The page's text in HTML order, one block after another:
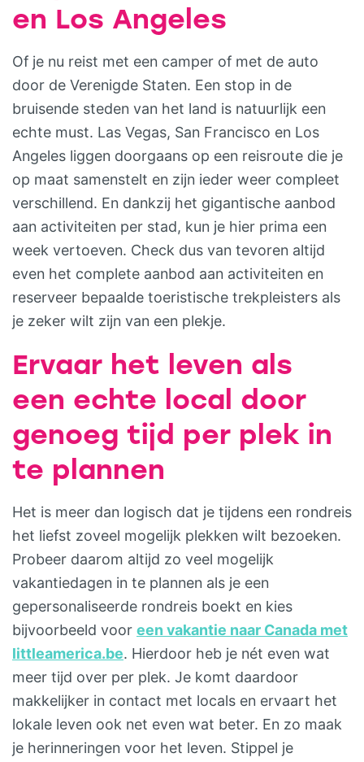
en Los Angeles
Of je nu reist met een camper of met de auto
door de Verenigde Staten. Een stop in de
bruisende steden van het land is natuurlijk een
echte must. Las Vegas, San Francisco en Los
Angeles liggen doorgaans op een reisroute die je
op maat samenstelt en zijn ieder weer compleet
verschillend. En dankzij het gigantische aanbod
aan activiteiten per stad, kun je hier prima een
week vertoeven. Check dus van tevoren altijd
even het complete aanbod aan activiteiten en
reserveer bepaalde toeristische trekpleisters als
je zeker wilt zijn van een plekje.
Ervaar het leven als
een echte local door
genoeg tijd per plek in
te plannen
Het is meer dan logisch dat je tijdens een rondreis
het liefst zoveel mogelijk plekken wilt bezoeken.
Probeer daarom altijd zo veel mogelijk
vakantiedagen in te plannen als je een
gepersonaliseerde rondreis boekt en kies
bijvoorbeeld voor een vakantie naar Canada met
littleamerica.be. Hierdoor heb je nét even wat
meer tijd over per plek. Je komt daardoor
makkelijker in contact met locals en ervaart het
lokale leven ook net even wat beter. En zo maak
je herinneringen voor het leven. Stippel je